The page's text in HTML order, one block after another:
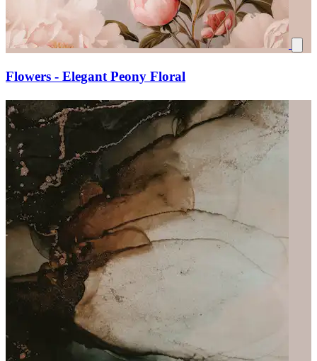
Flowers - Elegant Peony Floral